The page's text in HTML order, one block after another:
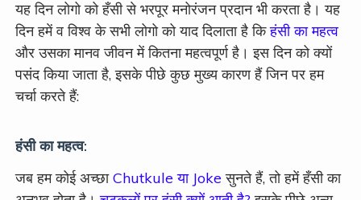
यह दिन लोगो को हँसी से भरपूर मनोरंजन प्रदान भी करता है। यह
दिन हमें व विश्व के सभी लोगो को याद दिलाता है किहंसी का महत्व
और उसका मानव जीवन में कितना महत्वपूर्ण है। इस दिन को क्यों
पसंद किया जाता है, इसके पीछे कुछ मुख्य कारण हैं जिन पर हम
चर्चा करते हैं:
हंसी का महत्व:
जब हम कोई अच्छाChutkule या Joke सुनते हैं, तो हमें हँसी का